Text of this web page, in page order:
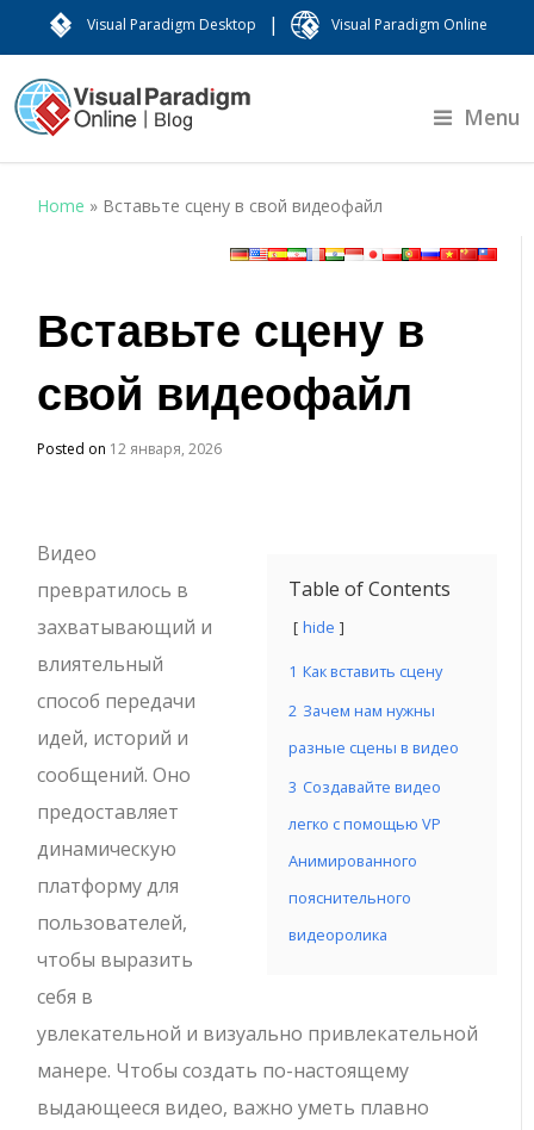
Visual Paradigm Desktop | Visual Paradigm Online
Menu
Home » Вставьте сцену в свой видеофайл
Вставьте сцену в
свой видеофайл
Posted on 12 января, 2026
Table of Contents
hide
1 Как вставить сцену
2 Зачем нам нужны
разные сцены в видео
3 Создавайте видео
легко с помощью VP
Анимированного
пояснительного
видеоролика
Видео
превратилось в
захватывающий и
влиятельный
способ передачи
идей, историй и
сообщений. Оно
предоставляет
динамическую
платформу для
пользователей,
чтобы выразить
себя в
увлекательной и визуально привлекательной
манере. Чтобы создать по-настоящему
выдающееся видео, важно уметь плавно